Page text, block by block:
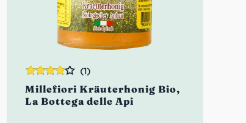
Millefiori Kräuterhonig Bio,
La Bottega delle Api
(1)
Bewertet
mit4.00
von 5